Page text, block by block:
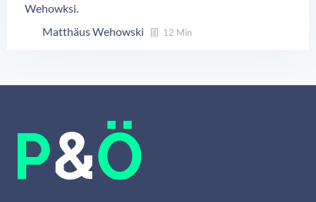
Wehowksi.
Matthäus Wehowski
12 Min